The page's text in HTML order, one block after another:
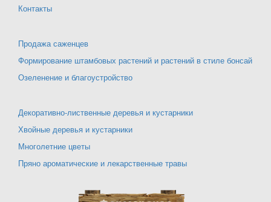
Контакты
Продажа саженцев
Формирование штамбовых растений и растений в стиле бонсай
Озеленение и благоустройство
Декоративно-лиственные деревья и кустарники
Хвойные деревья и кустарники
Многолетние цветы
Пряно ароматические и лекарственные травы